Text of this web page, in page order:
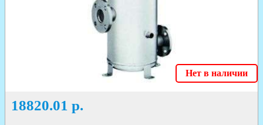
Нет в наличии
18820.01 р.